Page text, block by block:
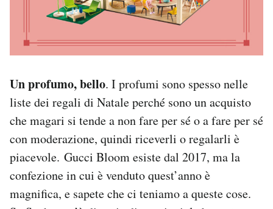
Un profumo, bello. I profumi sono spesso nelle
liste dei regali di Natale perché sono un acquisto
che magari si tende a non fare per sé o a fare per sé
con moderazione, quindi riceverli o regalarli è
piacevole. Gucci Bloom esiste dal 2017, ma la
confezione in cui è venduto quest’anno è
magnifica, e sapete che ci teniamo a queste cose.